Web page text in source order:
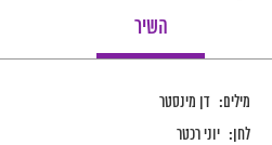
כל האתרהשיר
מילים: דן מינסטר
לחן: יוני רכטר